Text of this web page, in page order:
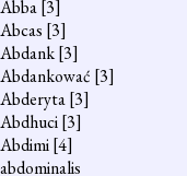
Abba[3]
Abcas [3]
Abdank[3]
Abdankować [3]
Abderyta[3]
Abdhuci[3]
Abdimi[4]
abdominalis